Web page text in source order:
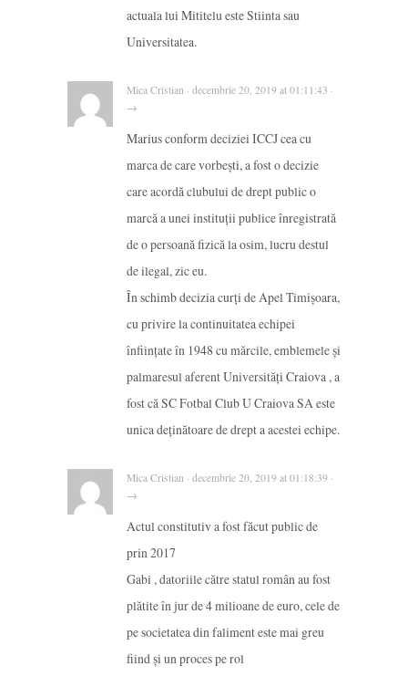
actuala lui Mititelu este Stiinta sau
Universitatea.
Mica Cristian · decembrie 20, 2019 at 01:11:43 ·
→
Marius conform deciziei ICCJ cea cu
marca de care vorbești, a fost o decizie
care acordă clubului de drept public o
marcă a unei instituții publice înregistrată
de o persoană fizică la osim, lucru destul
de ilegal, zic eu.
În schimb decizia curți de Apel Timișoara,
cu privire la continuitatea echipei
înființate în 1948 cu mărcile, emblemele și
palmaresul aferent Universități Craiova , a
fost că SC Fotbal Club U Craiova SA este
unica deținătoare de drept a acestei echipe.
Mica Cristian · decembrie 20, 2019 at 01:18:39 ·
→
Actul constitutiv a fost făcut public de
prin 2017
Gabi , datoriile către statul român au fost
plătite în jur de 4 milioane de euro, cele de
pe societatea din faliment este mai greu
fiind și un proces pe rol